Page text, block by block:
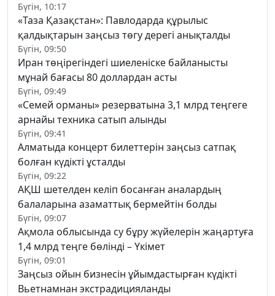
Бүгін, 10:17
«Таза Қазақстан»: Павлодарда құрылыс
қалдықтарын заңсыз төгу дерегі анықталды
Бүгін, 09:50
Иран төңірегіндегі шиеленіске байланысты
мұнай бағасы 80 доллардан асты
Бүгін, 09:49
«Семей орманы» резерватына 3,1 млрд теңгеге
арнайы техника сатып алынды
Бүгін, 09:41
Алматыда концерт билеттерін заңсыз сатпақ
болған күдікті ұсталды
Бүгін, 09:22
АҚШ шетелден келіп босанған аналардың
балаларына азаматтық бермейтін болды
Бүгін, 09:07
Ақмола облысында су бұру жүйелерін жаңартуға
1,4 млрд теңге бөлінді – Үкімет
Бүгін, 09:01
Заңсыз ойын бизнесін ұйымдастырған күдікті
Вьетнамнан экстрадицияланды